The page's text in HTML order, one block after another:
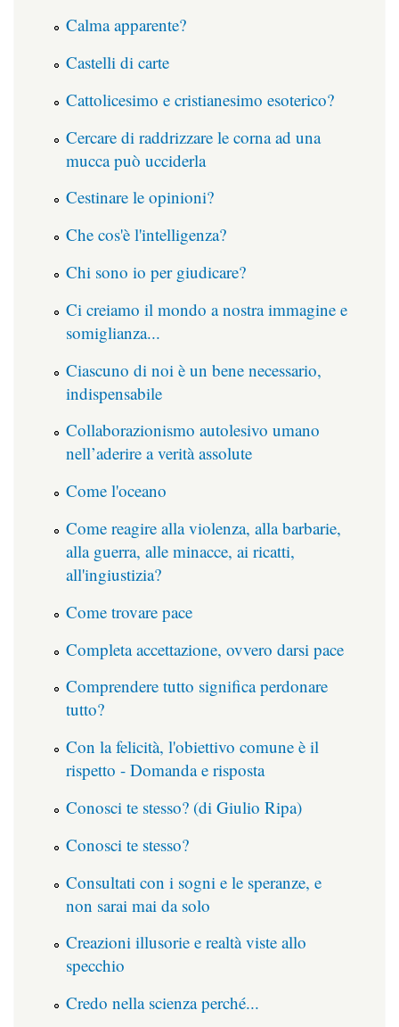
Calma apparente?
Castelli di carte
Cattolicesimo e cristianesimo esoterico?
Cercare di raddrizzare le corna ad una
mucca può ucciderla
Cestinare le opinioni?
Che cos'è l'intelligenza?
Chi sono io per giudicare?
Ci creiamo il mondo a nostra immagine e
somiglianza...
Ciascuno di noi è un bene necessario,
indispensabile
Collaborazionismo autolesivo umano
nell’aderire a verità assolute
Come l'oceano
Come reagire alla violenza, alla barbarie,
alla guerra, alle minacce, ai ricatti,
all'ingiustizia?
Come trovare pace
Completa accettazione, ovvero darsi pace
Comprendere tutto significa perdonare
tutto?
Con la felicità, l'obiettivo comune è il
rispetto - Domanda e risposta
Conosci te stesso? (di Giulio Ripa)
Conosci te stesso?
Consultati con i sogni e le speranze, e
non sarai mai da solo
Creazioni illusorie e realtà viste allo
specchio
Credo nella scienza perché...